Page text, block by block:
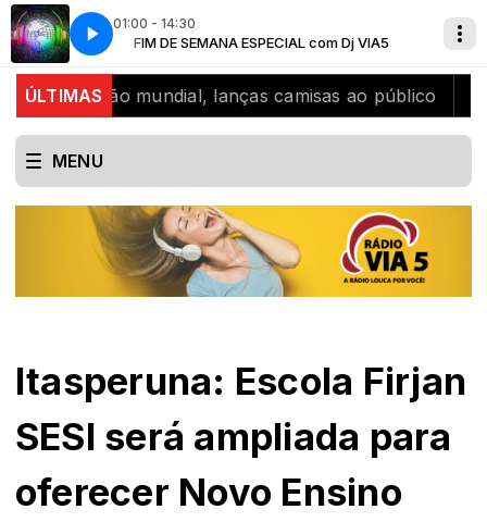
01:00 - 14:30
VIA5 FIM DE SEMANA ESPECIAL com Dj VIA5
A Radio louca por voce
ÚLTIMASmundial, lanças camisas ao público SJB
MENU
Itasperuna: Escola Firjan
SESI será ampliada para
oferecer Novo Ensino